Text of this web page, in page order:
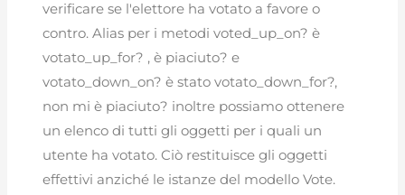
verificare se l'elettore ha votato a favore o
contro. Alias per i metodi voted_up_on? è
votato_up_for? , è piaciuto? e
votato_down_on? è stato votato_down_for?,
non mi è piaciuto? inoltre possiamo ottenere
un elenco di tutti gli oggetti per i quali un
utente ha votato. Ciò restituisce gli oggetti
effettivi anziché le istanze del modello Vote.